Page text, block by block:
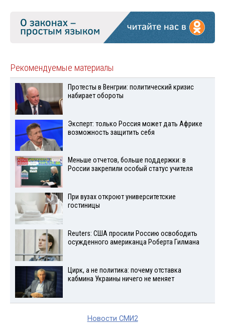
Рекомендуемые материалы
Протесты в Венгрии: политический кризис
набирает обороты
Эксперт: только Россия может дать Африке
возможность защитить себя
Меньше отчетов, больше поддержки: в
России закрепили особый статус учителя
При вузах откроют университетские
гостиницы
Reuters: США просили Россию освободить
осужденного американца Роберта Гилмана
Цирк, а не политика: почему отставка
кабмина Украины ничего не меняет
Новости СМИ2